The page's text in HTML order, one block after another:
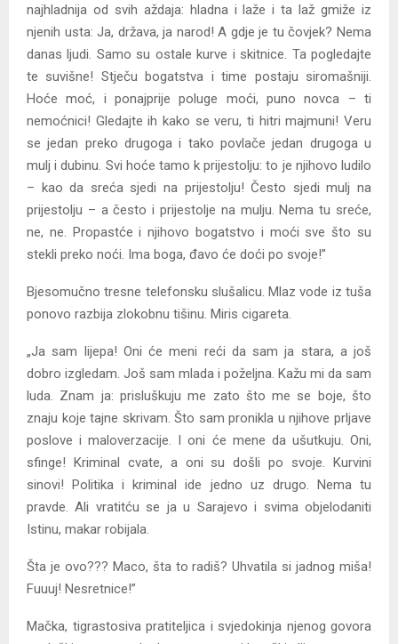
najhladnija od svih aždaja: hladna i laže i ta laž gmiže iz
njenih usta: Ja, država, ja narod! A gdje je tu čovjek? Nema
danas ljudi. Samo su ostale kurve i skitnice. Ta pogledajte
te suvišne! Stječu bogatstva i time postaju siromašniji.
Hoće moć, i ponajprije poluge moći, puno novca – ti
nemoćnici! Gledajte ih kako se veru, ti hitri majmuni! Veru
se jedan preko drugoga i tako povlače jedan drugoga u
mulj i dubinu. Svi hoće tamo k prijestolju: to je njihovo ludilo
– kao da sreća sjedi na prijestolju! Često sjedi mulj na
prijestolju – a često i prijestolje na mulju. Nema tu sreće,
ne, ne. Propastće i njihovo bogatstvo i moći sve što su
stekli preko noći. Ima boga, đavo će doći po svoje!”
Bjesomučno tresne telefonsku slušalicu. Mlaz vode iz tuša
ponovo razbija zlokobnu tišinu. Miris cigareta.
„Ja sam lijepa! Oni će meni reći da sam ja stara, a još
dobro izgledam. Još sam mlada i poželjna. Kažu mi da sam
luda. Znam ja: prisluškuju me zato što me se boje, što
znaju koje tajne skrivam. Što sam pronikla u njihove prljave
poslove i maloverzacije. I oni će mene da ušutkuju. Oni,
sfinge! Kriminal cvate, a oni su došli po svoje. Kurvini
sinovi! Politika i kriminal ide jedno uz drugo. Nema tu
pravde. Ali vratitću se ja u Sarajevo i svima objelodaniti
Istinu, makar robijala.
Šta je ovo??? Maco, šta to radiš? Uhvatila si jadnog miša!
Fuuuj! Nesretnice!”
Mačka, tigrastosiva pratiteljica i svjedokinja njenog govora